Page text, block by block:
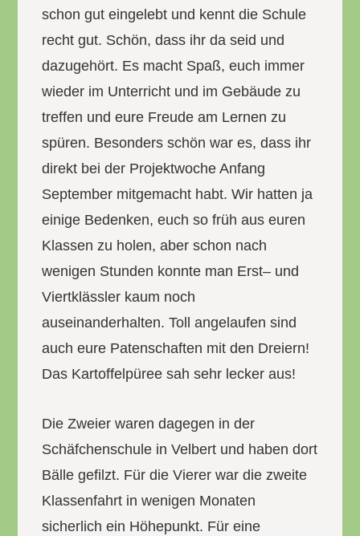
schon gut eingelebt und kennt die Schule
recht gut. Schön, dass ihr da seid und
dazugehört. Es macht Spaß, euch immer
wieder im Unterricht und im Gebäude zu
treffen und eure Freude am Lernen zu
spüren. Besonders schön war es, dass ihr
direkt bei der Projektwoche Anfang
September mitgemacht habt. Wir hatten ja
einige Bedenken, euch so früh aus euren
Klassen zu holen, aber schon nach
wenigen Stunden konnte man Erst– und
Viertklässler kaum noch
auseinanderhalten. Toll angelaufen sind
auch eure Patenschaften mit den Dreiern!
Das Kartoffelpüree sah sehr lecker aus!
Die Zweier waren dagegen in der
Schäfchenschule in Velbert und haben dort
Bälle gefilzt. Für die Vierer war die zweite
Klassenfahrt in wenigen Monaten
sicherlich ein Höhepunkt. Für eine